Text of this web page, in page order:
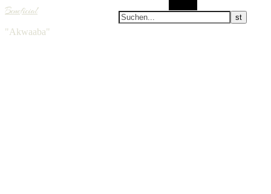
Beneficial
"Akwaaba"